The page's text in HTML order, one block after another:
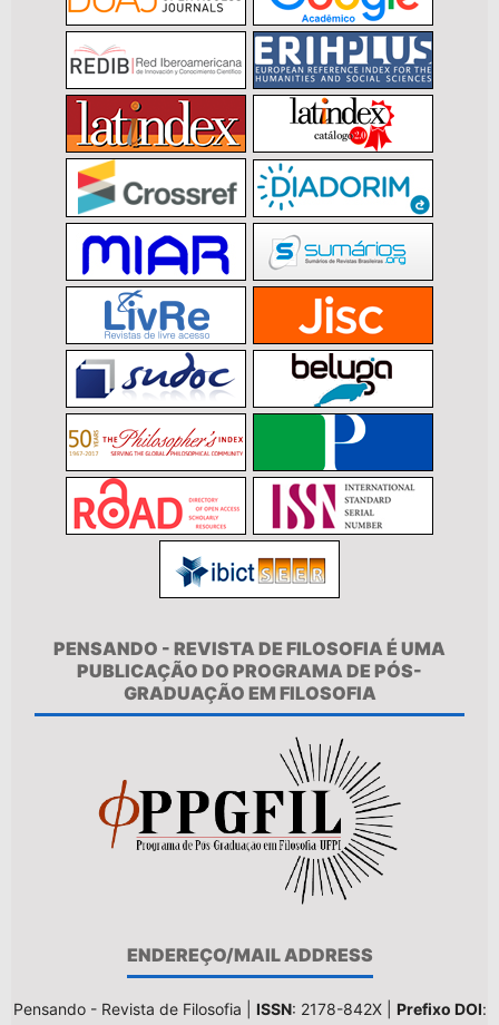
PENSANDO - REVISTA DE FILOSOFIA É UMA
PUBLICAÇÃO DO PROGRAMA DE PÓS-
GRADUAÇÃO EM FILOSOFIA
ENDEREÇO/MAIL ADDRESS
Pensando - Revista de Filosofia | ISSN: 2178-842X | Prefixo DOI: